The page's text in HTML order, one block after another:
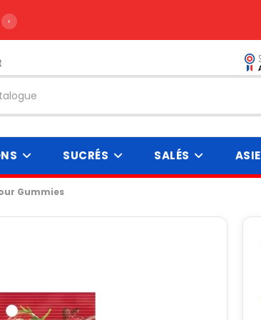
›
SUCRÉS SALÉS ASIE
Gummies